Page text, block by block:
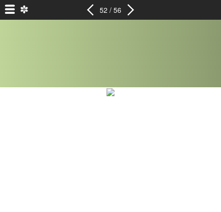
52 / 56